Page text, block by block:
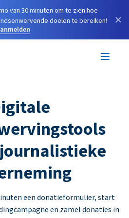
van 30 minuten om te zien hoe
doelen te bereiken!
×
een donatieformulier, start
en zamel donaties in